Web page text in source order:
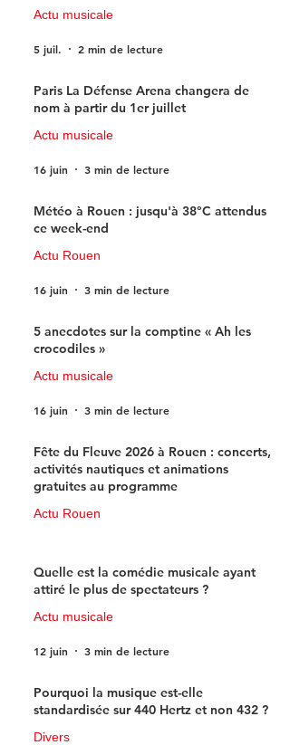
Actu musicale
5 juil. 2 min de lecture
Paris La Défense Arena changera de
nom à partir du 1er juillet
Actu musicale
16 juin 3 min de lecture
Météo à Rouen : jusqu'à 38°C attendus
ce week-end
Actu Rouen
16 juin 3 min de lecture
5 anecdotes sur la comptine « Ah les
crocodiles »
Actu musicale
16 juin 3 min de lecture
Fête du Fleuve 2026 à Rouen : concerts,
activités nautiques et animations
gratuites au programme
Actu Rouen
Quelle est la comédie musicale ayant
attiré le plus de spectateurs ?
Actu musicale
12 juin 3 min de lecture
Pourquoi la musique est-elle
standardisée sur 440 Hertz et non 432 ?
Divers